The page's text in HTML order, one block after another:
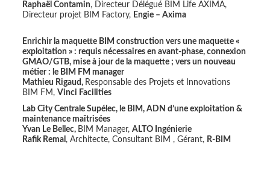
Raphaël Contamin, Directeur Délégué BIM Life AXIMA,
Directeur projet BIM Factory, Engie – Axima
Enrichir la maquette BIM construction vers une maquette «
exploitation » : requis nécessaires en avant-phase, connexion
GMAO/GTB, mise à jour de la maquette ; vers un nouveau
métier : le BIM FM manager
Mathieu Rigaud, Responsable des Projets et Innovations
BIM FM,Vinci Facilities
Lab City Centrale Supélec, le BIM, ADN d’une exploitation &
maintenance maîtrisées
Yvan Le Bellec, BIM Manager,ALTO Ingénierie
Rafik Remal , Architecte, Consultant BIM , Gérant, R-BIM